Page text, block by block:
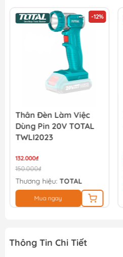
-12%
Thân Đèn Làm Việc
Dùng Pin 20V TOTAL
TWLI2023
132.000₫
150.000₫
Thương hiệu: TOTAL
Mua ngay
Thông Tin Chi Tiết